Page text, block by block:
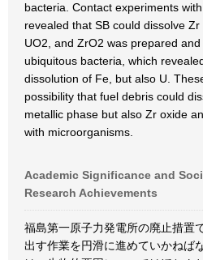
bacteria. Contact experiments
revealed that SB could dissolve Zr
UO2, and ZrO2 was prepared
ubiquitous bacteria, which
dissolution of Fe, but also U.
possibility that fuel debris could
metallic phase but also Zr oxide
with microorganisms.
Academic Significance and
Research Achievements
福島第一原子力発電所の廃止措置
出す作業を円滑に進めていかねば